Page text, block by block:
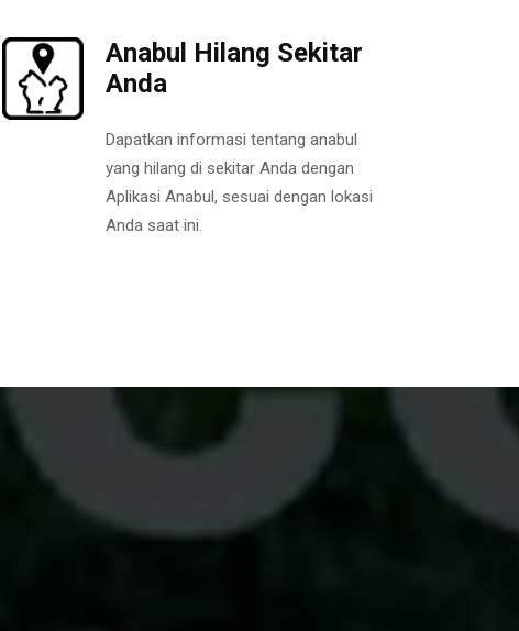
Anabul Hilang Sekitar
Anda
Dapatkan informasi tentang anabul
yang hilang di sekitar Anda dengan
Aplikasi Anabul, sesuai dengan lokasi
Anda saat ini.